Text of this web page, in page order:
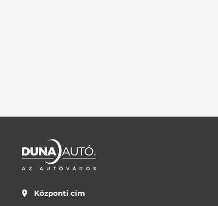
Központi cím